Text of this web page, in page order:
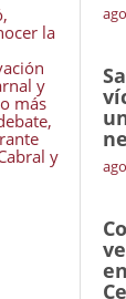
la
y
más
y